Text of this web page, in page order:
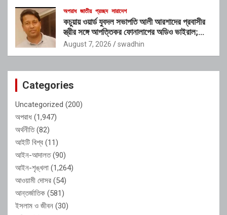
অপরাধ জাতীয় প্রচ্ছদ সারাদেশ
কচুয়ায় ওয়ার্ড যুবদল সভাপতি আলী আরশাদের প্রবাসীর
স্ত্রীর সঙ্গে আপত্তিকর ফোনালাপের অডিও ভাইরাল;
শাস্তির দাবি এলাকাবাসীর
August 7, 2026 swadhin
Categories
Uncategorized (200)
অপরাধ (1,947)
অর্থনীতি(82)
আইটি বিশ্ব (11)
আইন-আদালত(90)
আইন-শৃঙ্খলা (1,264)
আওয়ামী দোসর (54)
আন্তর্জাতিক (581)
ইসলাম ও জীবন (30)